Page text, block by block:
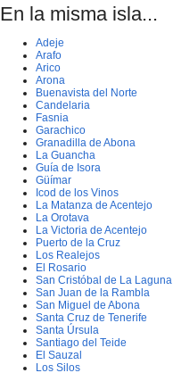
En la misma isla...
Adeje
Arafo
Arico
Arona
Buenavista del Norte
Candelaria
Fasnia
Garachico
Granadilla de Abona
La Guancha
Guí­a de Isora
Güí­mar
Icod de los Vinos
La Matanza de Acentejo
La Orotava
La Victoria de Acentejo
Puerto de la Cruz
Los Realejos
El Rosario
San Cristóbal de La Laguna
San Juan de la Rambla
San Miguel de Abona
Santa Cruz de Tenerife
Santa Úrsula
Santiago del Teide
El Sauzal
Los Silos